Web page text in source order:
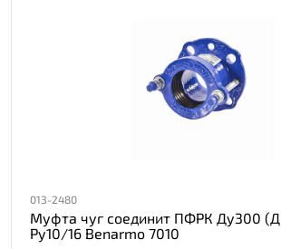
013-2480
Муфта чуг соединит ПФРК Ду300
Ру10/16 Benarmo 7010